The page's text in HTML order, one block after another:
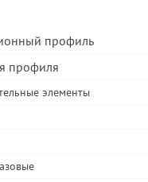
профиль
профиля
элементы